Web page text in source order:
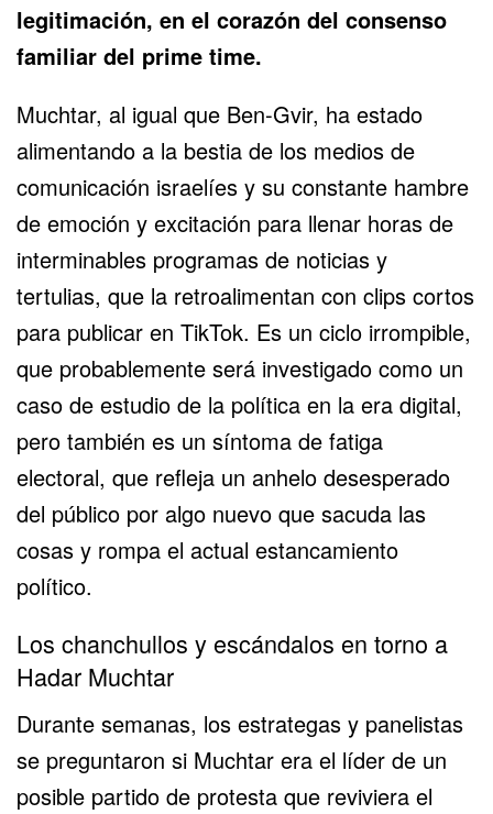
legitimación, en el corazón del consenso
familiar del prime time.
Muchtar, al igual que Ben-Gvir, ha estado
alimentando a la bestia de los medios de
comunicación israelíes y su constante hambre
de emoción y excitación para llenar horas de
interminables programas de noticias y
tertulias, que la retroalimentan con clips cortos
para publicar en TikTok. Es un ciclo irrompible,
que probablemente será investigado como un
caso de estudio de la política en la era digital,
pero también es un síntoma de fatiga
electoral, que refleja un anhelo desesperado
del público por algo nuevo que sacuda las
cosas y rompa el actual estancamiento
político.
Los chanchullos y escándalos en torno a
Hadar Muchtar
Durante semanas, los estrategas y panelistas
se preguntaron si Muchtar era el líder de un
posible partido de protesta que reviviera el